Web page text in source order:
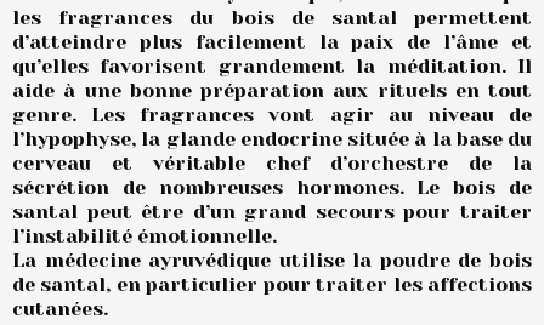
les fragrances du bois de santal permettent
d’atteindre plus facilement la paix de l’âme et
qu’elles favorisent grandement la méditation. Il
aide à une bonne préparation aux rituels en tout
genre. Les fragrances vont agir au niveau de
l’hypophyse, la glande endocrine située à la base du
cerveau et véritable chef d’orchestre de la
sécrétion de nombreuses hormones. Le bois de
santal peut être d’un grand secours pour traiter
l’instabilité émotionnelle.
La médecine ayruvédique utilise la poudre de bois
de santal, en particulier pour traiter les affections
cutanées.